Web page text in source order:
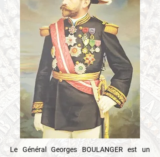
Le Général Georges BOULANGER est un